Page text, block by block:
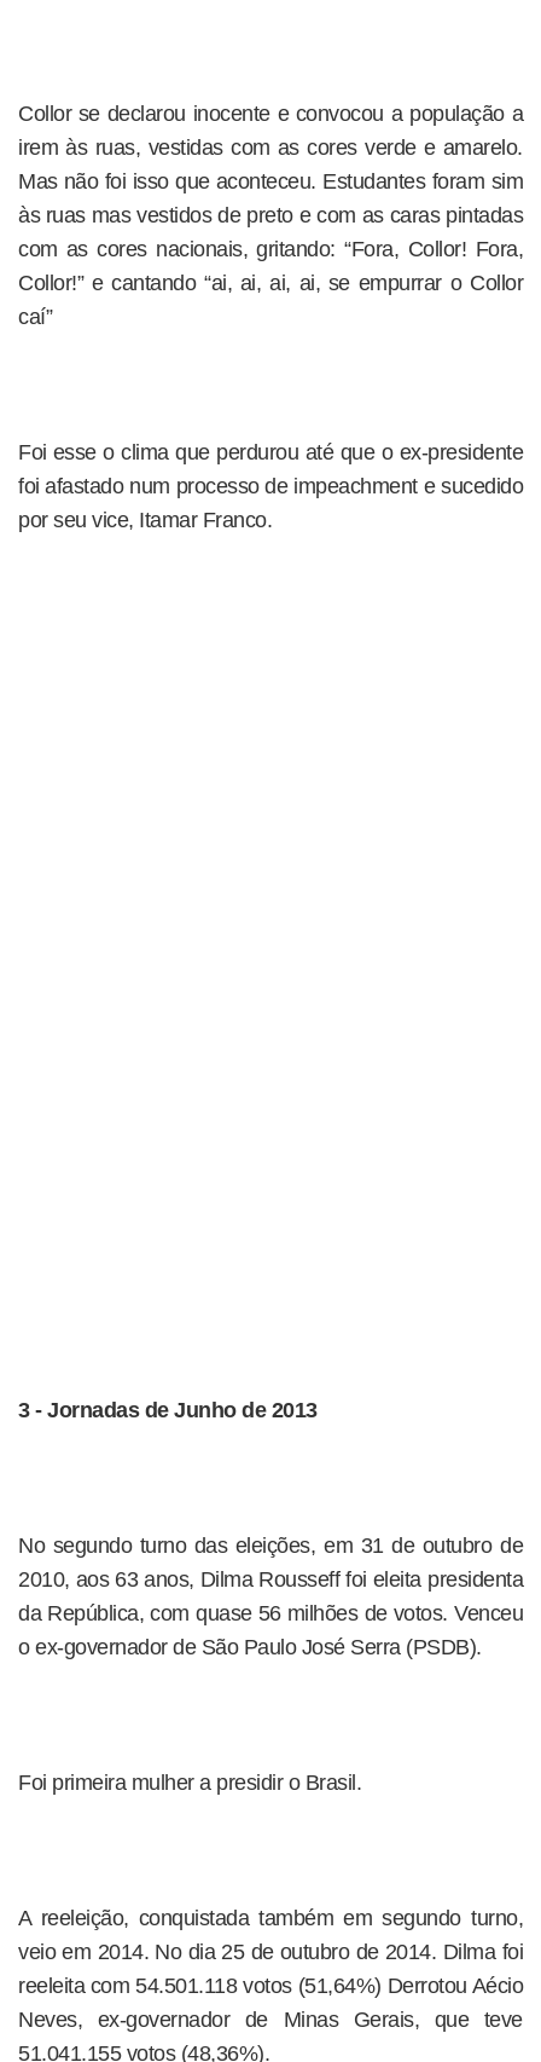
Collor se declarou inocente e convocou a população a
irem às ruas, vestidas com as cores verde e amarelo.
Mas não foi isso que aconteceu. Estudantes foram sim
às ruas mas vestidos de preto e com as caras pintadas
com as cores nacionais, gritando: “Fora, Collor! Fora,
Collor!” e cantando “ai, ai, ai, ai, se empurrar o Collor
caí”
Foi esse o clima que perdurou até que o ex-presidente
foi afastado num processo de impeachment e sucedido
por seu vice, Itamar Franco.
3 - Jornadas de Junho de 2013
No segundo turno das eleições, em 31 de outubro de
2010, aos 63 anos, Dilma Rousseff foi eleita presidenta
da República, com quase 56 milhões de votos. Venceu
o ex-governador de São Paulo José Serra (PSDB).
Foi primeira mulher a presidir o Brasil.
A reeleição, conquistada também em segundo turno,
veio em 2014. No dia 25 de outubro de 2014. Dilma foi
reeleita com 54.501.118 votos (51,64%) Derrotou Aécio
Neves, ex-governador de Minas Gerais, que teve
51.041.155 votos (48,36%).